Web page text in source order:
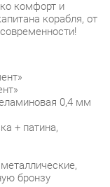
0,4 мм
патина,
создаст в
приключений,
и